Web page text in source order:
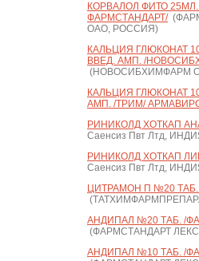
КОРВАЛОЛ ФИТО
ФАРМСТАНДАРТ/
ОАО, РОССИЯ)
КАЛЬЦИЯ ГЛЮКОНАТ
ВВЕД. АМП. /
(НОВОСИБХИМФАРМ
КАЛЬЦИЯ ГЛЮКОНАТ
АМП. /ТРИМ/
РИНИКОЛД ХОТКАП
Саенсиз Пвт Лтд,
РИНИКОЛД ХОТКАП
Саенсиз Пвт Лтд,
ЦИТРАМОН П №20
АНДИПАЛ №20 ТАБ. /
(ФАРМСТАНДАРТ
АНДИПАЛ №10 ТАБ. /